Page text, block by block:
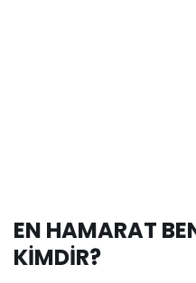
EN HAMARAT
KİMDİR?